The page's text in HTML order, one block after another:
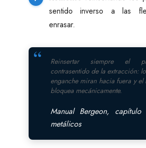
sentido inverso a las
enrasar.
Reinsertar siempre el
contrasentido de la extracción:
enganche miran hacia fuera y el
bloquea mecánicamente.
Manual Bergeon, capítulo
metálicos